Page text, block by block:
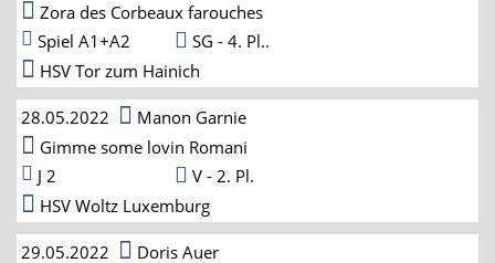
Zora des Corbeaux farouches
Spiel A1+A2
SG - 4. Pl..
HSV Tor zum Hainich
28.05.2022
Manon Garnie
Gimme some lovin Romani
J 2
V - 2. Pl.
HSV Woltz Luxemburg
29.05.2022
Doris Auer